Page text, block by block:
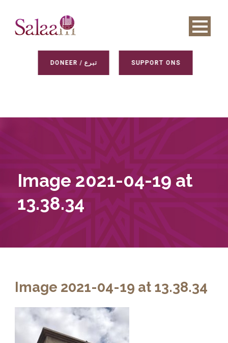
DONEER / تبرع SUPPORT ONS
Image 2021-04-19 at
13.38.34
Image 2021-04-19 at 13.38.34